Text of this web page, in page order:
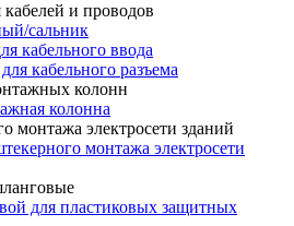
и проводов
сальник
кабельного ввода
кабельного разъема
колонн
колонна
монтажа электросети зданий
монтажа электросети
для пластиковых защитных